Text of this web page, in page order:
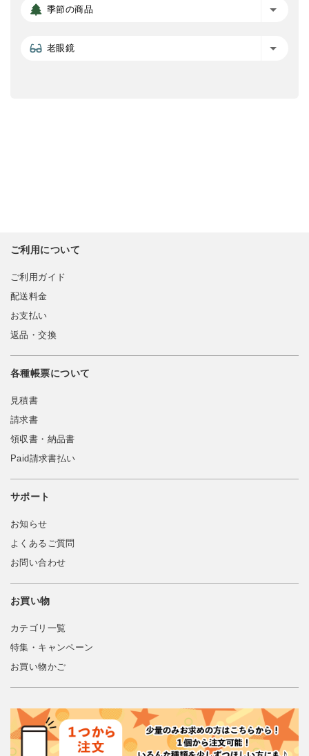
季節の商品
老眼鏡
ご利用について
ご利用ガイド
配送料金
お支払い
返品・交換
各種帳票について
見積書
請求書
領収書・納品書
Paid請求書払い
サポート
お知らせ
よくあるご質問
お問い合わせ
お買い物
カテゴリ一覧
特集・キャンペーン
お買い物かご